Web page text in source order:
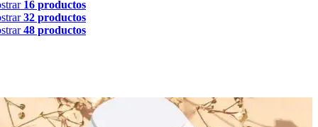
16 productos
32 productos
48 productos